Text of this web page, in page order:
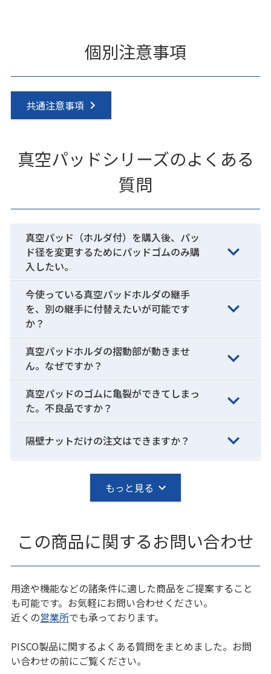
個別注意事項
共通注意事項
真空パッドシリーズのよくある
質問
真空パッド（ホルダ付）を購入後、パッ
ド径を変更するためにパッドゴムのみ購
入したい。
今使っている真空パッドホルダの継手
を、別の継手に付替えたいが可能です
か？
真空パッドホルダの摺動部が動きませ
ん。なぜですか？
真空パッドのゴムに亀裂ができてしまっ
た。不良品ですか？
隔壁ナットだけの注文はできますか？
もっと見る
この商品に関するお問い合わせ
用途や機能などの諸条件に適した商品をご提案すること
も可能です。お気軽にお問い合わせください。
近くの営業所でも承っております。
PISCO製品に関するよくある質問をまとめました。お問
い合わせの前にご覧ください。